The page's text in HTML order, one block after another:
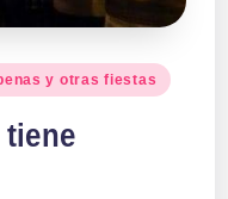
y otras fiestas